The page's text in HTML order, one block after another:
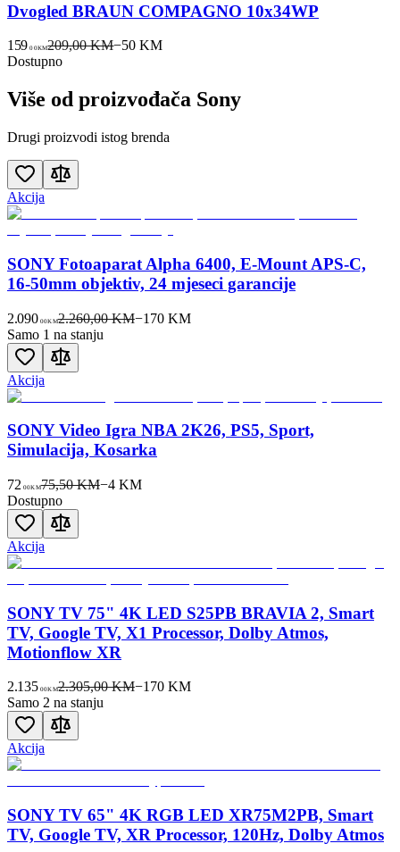
Dvogled BRAUN COMPAGNO 10x34WP
159 00KM209,00 KM−50 KM
Dostupno
Više od proizvođača Sony
Drugi proizvodi istog brenda
Akcija
SONY Fotoaparat Alpha 6400, E-Mount APS-C,
16-50mm objektiv, 24 mjeseci garancije
2.090 00KM2.260,00 KM−170KM
Samo 1 na stanju
Akcija
SONY Video Igra NBA 2K26, PS5, Sport,
Simulacija, Kosarka
72 00KM75,50 KM−4KM
Dostupno
Akcija
SONY TV 75" 4K LED S25PB BRAVIA 2, Smart
TV, Google TV, X1 Processor, Dolby Atmos,
Motionflow XR
2.135 00KM2.305,00 KM−170KM
Samo 2 na stanju
Akcija
SONY TV 65" 4K RGB LED XR75M2PB, Smart
TV, Google TV, XR Processor, 120Hz, Dolby Atmos